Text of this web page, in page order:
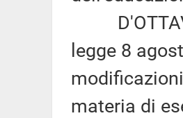
legge 8
materia di